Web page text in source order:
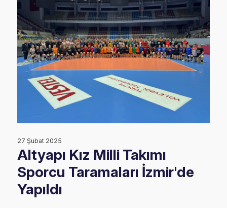
27 Şubat 2025
Altyapı Kız Milli Takımı
Sporcu Taramaları İzmir'de
Yapıldı